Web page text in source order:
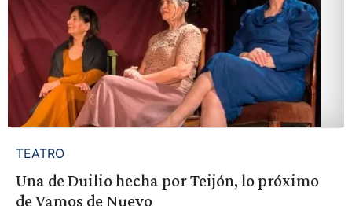
TEATRO
Una de Duilio hecha por Teijón, lo próximo
de Vamos de Nuevo